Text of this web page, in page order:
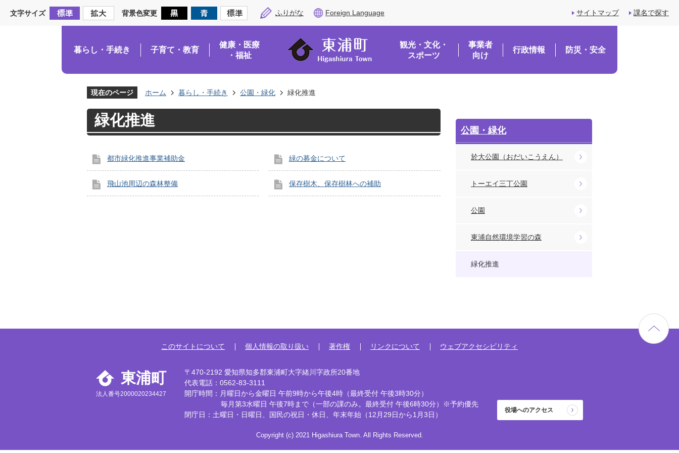
文字サイズ 背景色変更 ふりがな Foreign Language サイトマップ 課名で探す
暮らし・手続き 子育て・教育
健康・医療
・福祉
観光・文化・
スポーツ
事業者
向け
行政情報 防災・安全
現在のページ ホーム 暮らし・手続き 公園・緑化 緑化推進
緑化推進
都市緑化推進事業補助金 緑の募金について
飛山池周辺の森林整備 保存樹木、保存樹林への補助
公園・緑化
於大公園（おだいこうえん）
トーエイ三丁公園
公園
東浦自然環境学習の森
緑化推進
このサイトについて 個人情報の取り扱い 著作権 リンクについて ウェブアクセシビリティ
東浦町
法人番号2000020234427
〒470-2192 愛知県知多郡東浦町大字緒川字政所20番地
代表電話：0562-83-3111
開庁時間：月曜日から金曜日 午前9時から午後4時 （最終受付 午後3時30分）
毎月第3水曜日 午後7時まで （一部の課のみ。最終受付 午後6時30分）※予約優先
閉庁日：土曜日・日曜日、国民の祝日・休日、年末年始（12月29日から1月3日）
役場へのアクセス
Copyright (c) 2021 Higashiura Town. All Rights Reserved.